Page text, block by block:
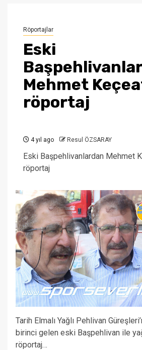
Röportajlar
Eski
Mehmet
röportaj
4 yıl ago Resul ÖZSARAY
Eski Başpehlivanlardan Mehmet
röportaj
Tarih Elmalı Yağlı Pehlivan
birinci gelen eski Başpehlivan ile
röportaj…